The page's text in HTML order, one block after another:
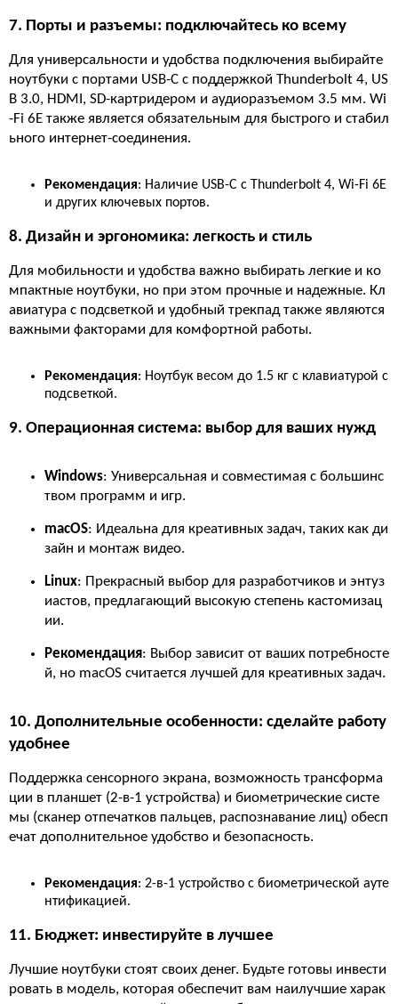
7. Порты и разъемы: подключайтесь ко всему
Для универсальности и удобства подключения выбирайте
ноутбуки с портами USB-C с поддержкой Thunderbolt 4, US
B 3.0, HDMI, SD-картридером и аудиоразъемом 3.5 мм. Wi
-Fi 6E также является обязательным для быстрого и стабил
ьного интернет-соединения.
Рекомендация: Наличие USB-C с Thunderbolt 4, Wi-Fi 6E
и других ключевых портов.
8. Дизайн и эргономика: легкость и стиль
Для мобильности и удобства важно выбирать легкие и ко
мпактные ноутбуки, но при этом прочные и надежные. Кл
авиатура с подсветкой и удобный трекпад также являются
важными факторами для комфортной работы.
Рекомендация: Ноутбук весом до 1.5 кг с клавиатурой с
подсветкой.
9. Операционная система: выбор для ваших нужд
Windows: Универсальная и совместимая с большинс
твом программ и игр.
macOS: Идеальна для креативных задач, таких как ди
зайн и монтаж видео.
Linux: Прекрасный выбор для разработчиков и энтуз
иастов, предлагающий высокую степень кастомизац
ии.
Рекомендация: Выбор зависит от ваших потребносте
й, но macOS считается лучшей для креативных задач.
10. Дополнительные особенности: сделайте работу
удобнее
Поддержка сенсорного экрана, возможность трансформа
ции в планшет (2-в-1 устройства) и биометрические систе
мы (сканер отпечатков пальцев, распознавание лиц) обесп
ечат дополнительное удобство и безопасность.
Рекомендация: 2-в-1 устройство с биометрической ауте
нтификацией.
11. Бюджет: инвестируйте в лучшее
Лучшие ноутбуки стоят своих денег. Будьте готовы инвести
ровать в модель, которая обеспечит вам наилучшие харак